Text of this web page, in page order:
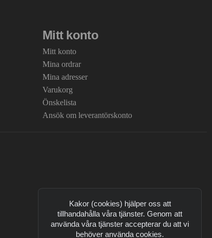
Mitt konto
Mitt konto
Mina ordrar
Mina adresser
Varukorg
Önskelista
Ansök om leverantörskonto
Kakor (cookies) hjälper oss att
tillhandahålla våra tjänster. Genom att
använda våra tjänster accepterar du att vi
behöver använda cookies.